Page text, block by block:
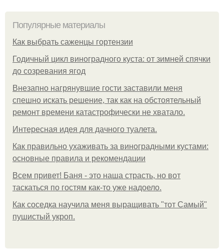
Популярные материалы
Как выбрать саженцы гортензии
Годичный цикл виноградного куста: от зимней спячки
до созревания ягод
Внезапно нагрянувшие гости заставили меня
спешно искать решение, так как на обстоятельный
ремонт времени катастрофически не хватало.
Интересная идея для дачного туалета.
Как правильно ухаживать за виноградными кустами:
основные правила и рекомендации
Всем привет! Баня - это наша страсть, но вот
таскаться по гостям как-то уже надоело.
Как соседка научила меня выращивать "тот Самый"
пушистый укроп.